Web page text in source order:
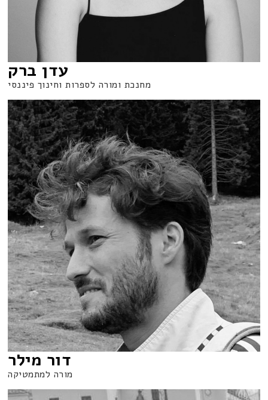
עדן ברק
מחנכת ומורה לספרות וחינוך פיננסי
דור מילר
מורה למתמטיקה